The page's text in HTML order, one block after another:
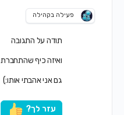
פעילה בקהילה
תודה על התגובה
ואיזה כיף
גם אני אהבתי אותו:)
עזר לך?